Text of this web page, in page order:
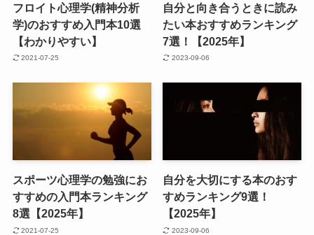
フロイト心理学(精神分析
学)のおすすめ入門本10選
【わかりやすい】
2021-07-25
自分と向き合うときに読み
たい本おすすめランキング
7選！【2025年】
2023-09-06
スポーツ心理学の勉強にお
すすめの入門本ランキング
8選【2025年】
2021-07-25
自分を大切にする本のおす
すめランキング9選！
【2025年】
2023-09-06